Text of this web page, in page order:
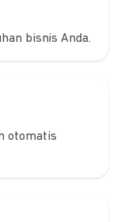
bisnis Anda.
otomatis